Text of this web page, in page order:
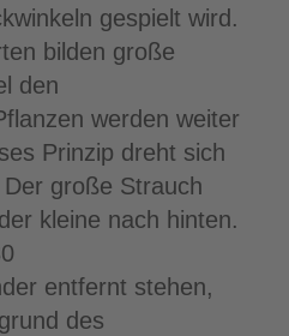
gespielt wird.
bilden große
den
werden weiter
Prinzip dreht sich
große Strauch
kleine nach hinten.
entfernt stehen,
des